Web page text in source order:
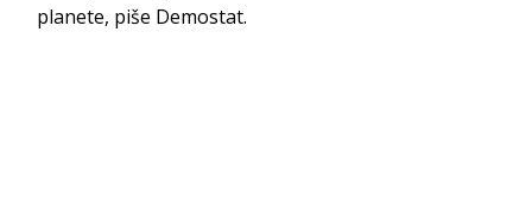
planete, piše Demostat.